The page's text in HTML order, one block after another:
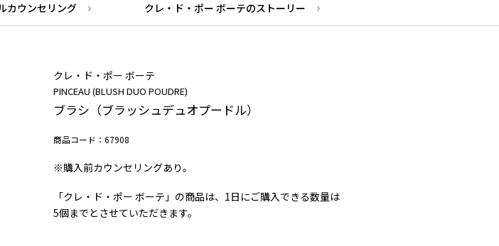
カウンセリング クレ・ド・ポー ボーテのストーリー
クレ・ド・ポー ボーテ
PINCEAU (BLUSH DUO POUDRE)
ブラシ（ブラッシュデュオプードル）
商品コード：67908
※購入前カウンセリングあり。
「クレ・ド・ポー ボーテ」の商品は、1日にご購入できる数量は
5個までとさせていただきます。